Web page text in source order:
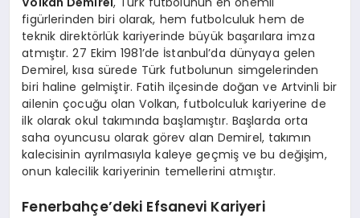
figürlerinden biri olarak, hem futbolculuk hem de
teknik direktörlük kariyerinde büyük başarılara imza
atmıştır. 27 Ekim 1981’de İstanbul’da dünyaya gelen
Demirel, kısa sürede Türk futbolunun simgelerinden
biri haline gelmiştir. Fatih ilçesinde doğan ve Artvinli bir
ailenin çocuğu olan Volkan, futbolculuk kariyerine de
ilk olarak okul takımında başlamıştır. Başlarda orta
saha oyuncusu olarak görev alan Demirel, takımın
kalecisinin ayrılmasıyla kaleye geçmiş ve bu değişim,
onun kalecilik kariyerinin temellerini atmıştır.
Fenerbahçe’deki Efsanevi Kariyeri